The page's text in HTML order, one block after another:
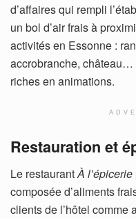
d’affaires qui rempli
un bol d’air frais à
activités en Essonne :
accrobranche, château…
riches en animations.
Restauration et
Le restaurantÀ l’épicerie
composée d’aliments
clients de l’hôtel comme